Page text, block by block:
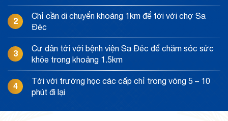
2
Chỉ cần di chuyển khoảng 1km để tới với chợ Sa
Đéc
3
Cư dân tới với bệnh viện Sa Đéc để chăm sóc sức
khỏe trong khoảng 1.5km
4
Tới với trường học các cấp chỉ trong vòng 5 – 10
phút đi lại